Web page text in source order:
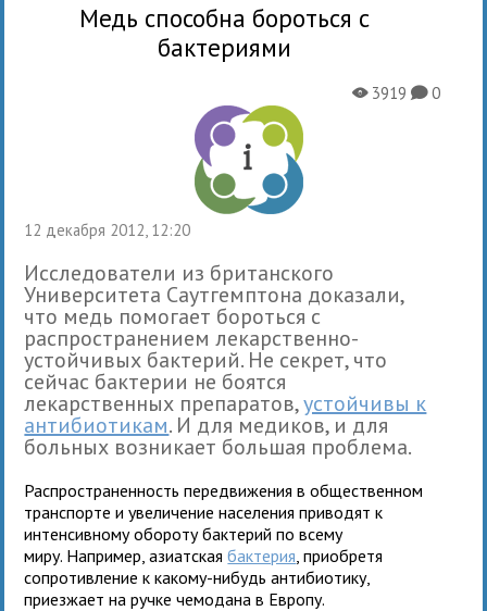
Медь способна бороться с
бактериями
12 декабря 2012, 12:20
X3919K0
Исследователи из британского
Университета Саутгемптона доказали,
что медь помогает бороться с
распространением лекарственно-
устойчивых бактерий. Не секрет, что
сейчас бактерии не боятся
лекарственных препаратов,устойчивы к
антибиотикам. И для медиков, и для
больных возникает большая проблема.
Распространенность передвижения в общественном
транспорте и увеличение населения приводят к
интенсивному обороту бактерий по всему
миру. Например, азиатскаябактерия , приобретя
сопротивление к какому-нибудь антибиотику,
приезжает на ручке чемодана в Европу.